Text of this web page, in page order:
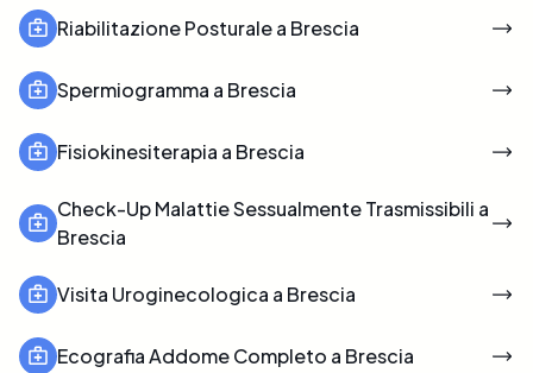
Riabilitazione Posturale a Brescia
Spermiogramma a Brescia
Fisiokinesiterapia a Brescia
Check-Up Malattie Sessualmente Trasmissibili a
Brescia
Visita Uroginecologica a Brescia
Ecografia Addome Completo a Brescia